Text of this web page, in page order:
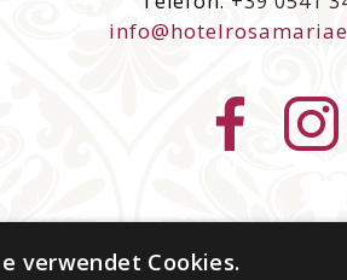
| p. iva
AL-00197 | C.I.N.
verwendet Cookies.